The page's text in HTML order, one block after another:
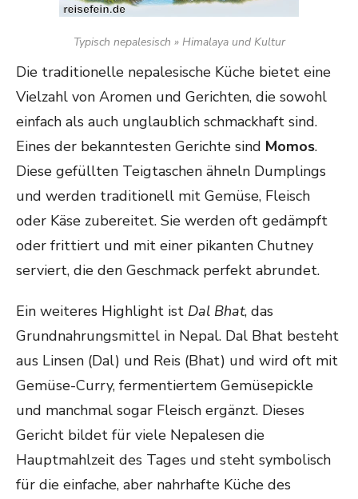
Typisch nepalesisch » Himalaya und Kultur
Die traditionelle nepalesische Küche bietet eine
Vielzahl von Aromen und Gerichten, die sowohl
einfach als auch unglaublich schmackhaft sind.
Eines der bekanntesten Gerichte sind Momos.
Diese gefüllten Teigtaschen ähneln Dumplings
und werden traditionell mit Gemüse, Fleisch
oder Käse zubereitet. Sie werden oft gedämpft
oder frittiert und mit einer pikanten Chutney
serviert, die den Geschmack perfekt abrundet.
Ein weiteres Highlight ist Dal Bhat, das
Grundnahrungsmittel in Nepal. Dal Bhat besteht
aus Linsen (Dal) und Reis (Bhat) und wird oft mit
Gemüse-Curry, fermentiertem Gemüsepickle
und manchmal sogar Fleisch ergänzt. Dieses
Gericht bildet für viele Nepalesen die
Hauptmahlzeit des Tages und steht symbolisch
für die einfache, aber nahrhafte Küche des